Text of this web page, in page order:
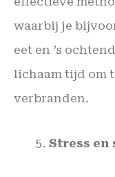
waarbij je
eet en ’s
lichaam tijd om
verbranden.
Stress en